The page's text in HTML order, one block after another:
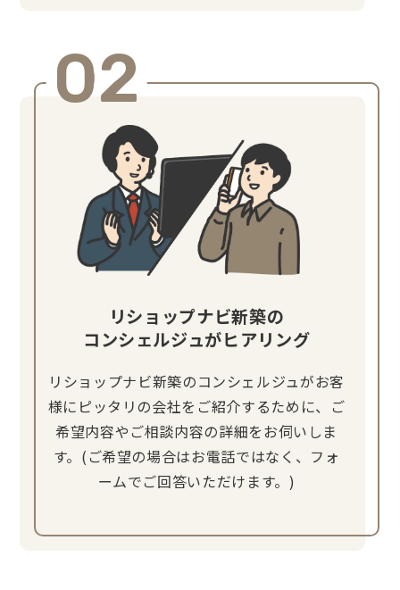
02
リショップナビ新築の
コンシェルジュがヒアリング
リショップナビ新築のコンシェルジュがお客
様にピッタリの会社をご紹介するために、ご
希望内容やご相談内容の詳細をお伺いしま
す。(ご希望の場合はお電話ではなく、フォ
ームでご回答いただけます。)